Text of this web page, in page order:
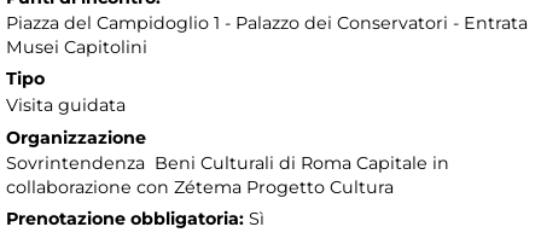
Piazza del Campidoglio 1 - Palazzo dei Conservatori - Entrata
Musei Capitolini
Tipo
Visita guidata
Organizzazione
Sovrintendenza Beni Culturali di Roma Capitale in
collaborazione con Zétema Progetto Cultura
Prenotazione obbligatoria: Sì